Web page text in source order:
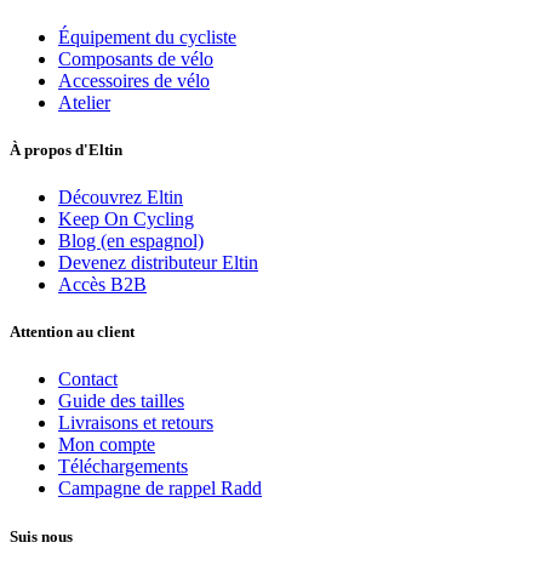
Équipement du cycliste
Composants de vélo
Accessoires de vélo
Atelier
À propos d'Eltin
Découvrez Eltin
Keep On Cycling
Blog (en espagnol)
Devenez distributeur Eltin
Accès B2B
Attention au client
Contact
Guide des tailles
Livraisons et retours
Mon compte
Téléchargements
Campagne de rappel Radd
Suis nous